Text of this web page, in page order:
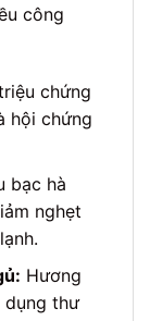
công
chứng
hội chứng
bạc hà
nghẹt
Hương
dụng thư